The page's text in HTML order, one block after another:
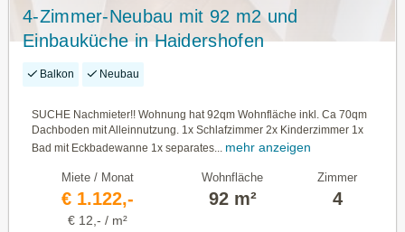
4-Zimmer-Neubau mit 92 m2 und
Einbauküche in Haidershofen
Balkon Neubau
SUCHE Nachmieter!! Wohnung hat 92qm Wohnfläche inkl. Ca 70qm
Dachboden mit Alleinnutzung. 1x Schlafzimmer 2x Kinderzimmer 1x
Bad mit Eckbadewanne 1x separates...
mehr anzeigen
Miete / Monat
€ 1.122,-
€ 12,- / m²
Wohnfläche
92 m²
Zimmer
4